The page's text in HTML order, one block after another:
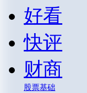
好看
快评
财商
股票基础